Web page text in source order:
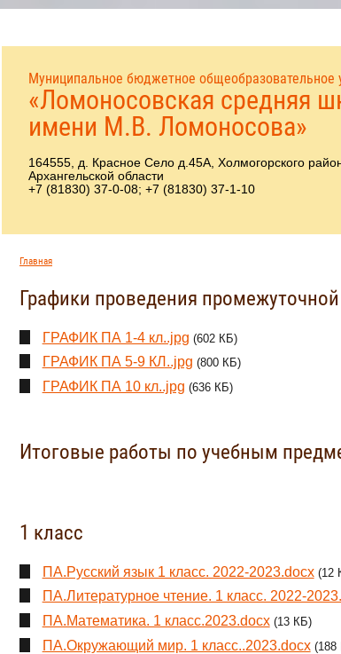
Муниципальное бюджетное общеобразовательное
«Ломоносовская средняя
имени М.В. Ломоносова»
164555, д. Красное Село д.45А, Холмогорского
Архангельской области
+7 (81830) 37-0-08; +7 (81830) 37-1-10
Главная
Графики проведения
ГРАФИК ПА 1-4 кл..jpg (602 КБ)
ГРАФИК ПА 5-9 КЛ..jpg (800 КБ)
ГРАФИК ПА 10 кл..jpg (636 КБ)
Итоговые работы по учебным
1 класс
ПА.Русский язык 1 класс. 2022-2023.docx (12
ПА.Литературное чтение. 1 класс. 2022-
ПА.Математика. 1 класс.2023.docx (13 КБ)
ПА.Окружающий мир. 1 класс..2023.docx (188